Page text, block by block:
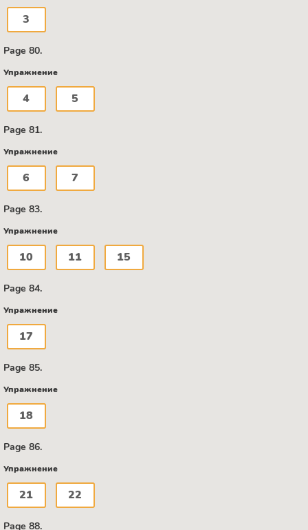
3
Page 80.
Упражнение
4 5
Page 81.
Упражнение
6 7
Page 83.
Упражнение
10 11 15
Page 84.
Упражнение
17
Page 85.
Упражнение
18
Page 86.
Упражнение
21 22
Page 88.